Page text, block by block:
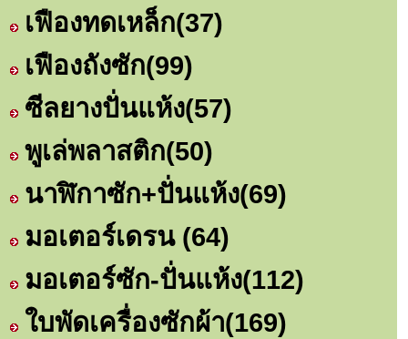
เฟืองทดเหล็ก(37)
เฟืองถังซัก(99)
ซีลยางปั่นแห้ง(57)
พูเล่พลาสติก(50)
นาฬิกาซัก+ปั่นแห้ง(69)
มอเตอร์เดรน (64)
มอเตอร์ซัก-ปั่นแห้ง(112)
ใบพัดเครื่องซักผ้า(169)